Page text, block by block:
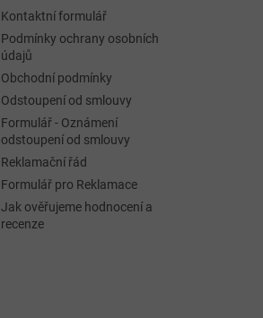
Kontaktní formulář
Podmínky ochrany osobních
údajů
Obchodní podmínky
Odstoupení od smlouvy
Formulář - Oznámení
odstoupení od smlouvy
Reklamační řád
Formulář pro Reklamace
Jak ověřujeme hodnocení a
recenze